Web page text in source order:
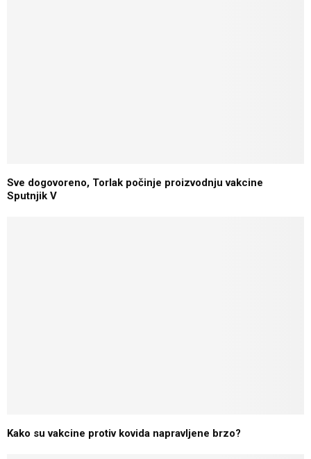
Sve dogovoreno, Torlak počinje proizvodnju vakcine
Sputnjik V
Kako su vakcine protiv kovida napravljene brzo?